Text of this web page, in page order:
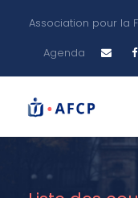
Association pour la
Agenda